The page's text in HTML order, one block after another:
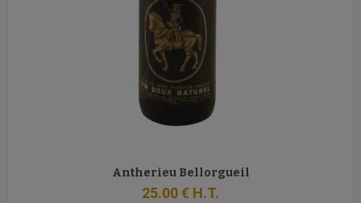
Antherieu Bellorgueil
25.00€ H.T.